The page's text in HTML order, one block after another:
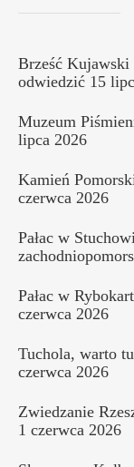
Brześć Kujawski
odwiedzić 15
Muzeum
lipca 2026
Kamień
czerwca 2026
Pałac w
Pałac w
czerwca 2026
Tuchola, warto
czerwca 2026
Zwiedzanie
1 czerwca 2026